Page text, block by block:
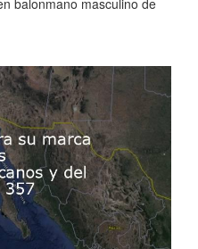
balonmano masculino de